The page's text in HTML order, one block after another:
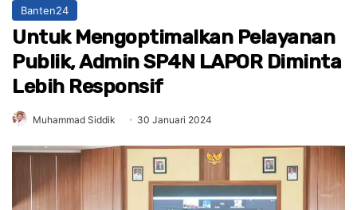
Banten24
Untuk Mengoptimalkan Pelayanan
Publik, Admin SP4N LAPOR Diminta
Lebih Responsif
Muhammad Siddik 30 Januari 2024